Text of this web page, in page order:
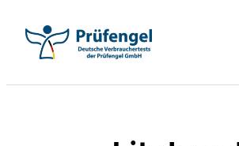
contenu